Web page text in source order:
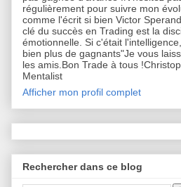
régulièrement pour suivre mon
comme l'écrit si bien Victor
clé du succès en Trading est la
émotionnelle. Si c'était
bien plus de gagnants"Je vous
les amis.Bon Trade à tous
Mentalist
Afficher mon profil complet
Rechercher dans ce blog